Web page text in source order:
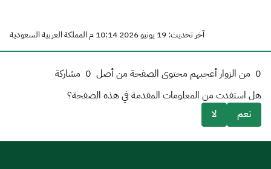
آخر تحديث: 19 يونيو 2026 10:14 م المملكة العربية السعودية
0 من الزوار أعجبهم محتوى الصفحة من أصل 0 مشاركة
هل استفدت من المعلومات المقدمة في هذه الصفحة؟
نعم
لا